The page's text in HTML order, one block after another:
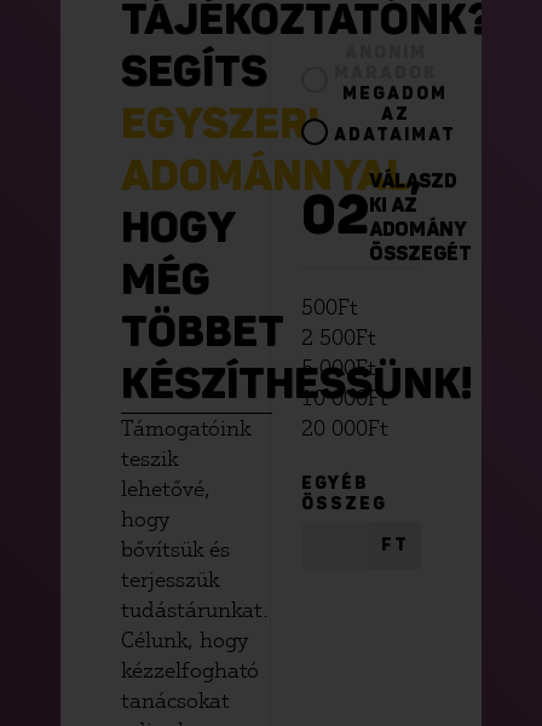
TÁJÉKOZTATÓNK?
SEGÍTS
EGYSZERI
ADOMÁNNYAL,
HOGY
MÉG
TÖBBET
KÉSZÍTHESSÜNK!
Támogatóink
teszik
lehetővé,
hogy
bővítsük és
terjesszük
tudástárunkat.
Célunk, hogy
kézzelfogható
tanácsokat
MEGADOM
AZ
ADATAIMAT
02
VÁLASZD
KI AZ
ADOMÁNY
ÖSSZEGÉT
500Ft
2 500Ft
5 000Ft
10 000Ft
20 000Ft
EGYÉB
ÖSSZEG
FT